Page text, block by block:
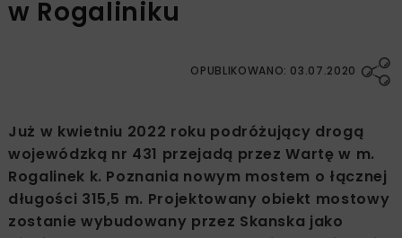
w Rogaliniku
OPUBLIKOWANO: 03.07.2020
Już w kwietniu 2022 roku podróżujący drogą
wojewódzką nr 431 przejadą przez Wartę w m.
Rogalinek k. Poznania nowym mostem o łącznej
długości 315,5 m. Projektowany obiekt mostowy
zostanie wybudowany przez Skanska jako